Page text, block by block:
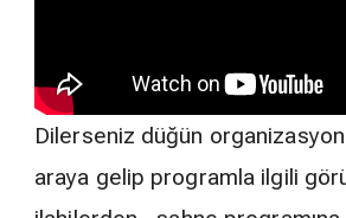
Dilerseniz düğün
araya gelip programla ilgili